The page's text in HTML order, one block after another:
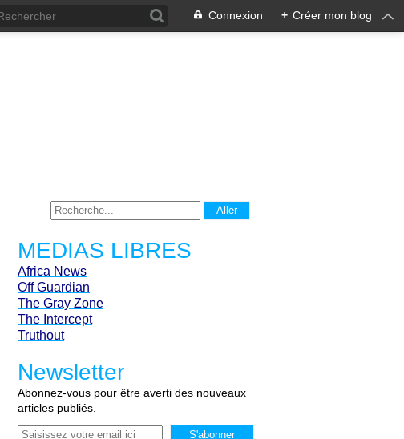
Connexion + Créer mon blog
MEDIAS LIBRES
Africa News
Off Guardian
The Gray Zone
The Intercept
Truthout
Newsletter
Abonnez-vous pour être averti des nouveaux
articles publiés.
Email